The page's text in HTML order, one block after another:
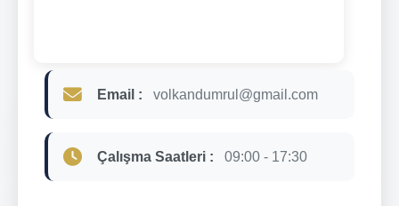
Email : volkandumrul@gmail.com
Çalışma Saatleri : 09:00 - 17:30